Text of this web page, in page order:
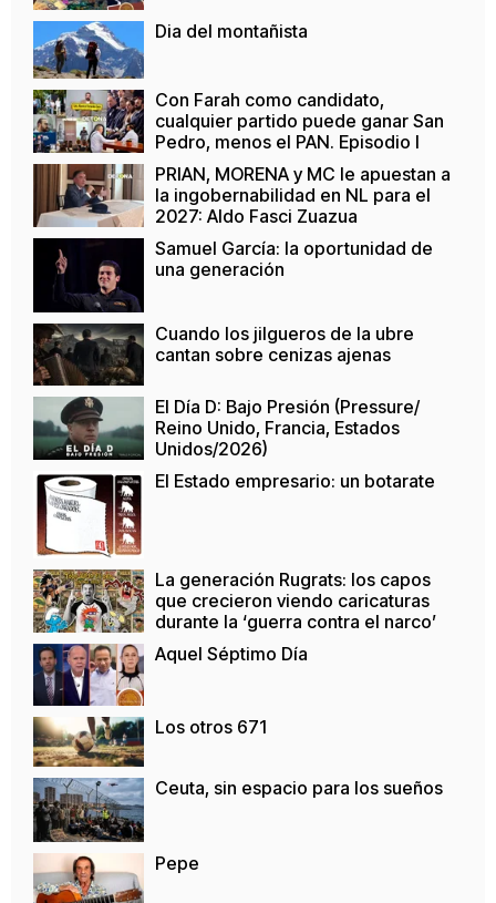
Dia del montañista
Con Farah como candidato,
cualquier partido puede ganar San
Pedro, menos el PAN. Episodio I
PRIAN, MORENA y MC le apuestan a
la ingobernabilidad en NL para el
2027: Aldo Fasci Zuazua
Samuel García: la oportunidad de
una generación
Cuando los jilgueros de la ubre
cantan sobre cenizas ajenas
El Día D: Bajo Presión (Pressure/
Reino Unido, Francia, Estados
Unidos/2026)
El Estado empresario: un botarate
La generación Rugrats: los capos
que crecieron viendo caricaturas
durante la ‘guerra contra el narco’
Aquel Séptimo Día
Los otros 671
Ceuta, sin espacio para los sueños
Pepe